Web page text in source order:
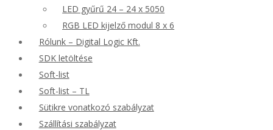
LED gyűrű 24 – 24 x 5050
RGB LED kijelző modul 8 x 6
Rólunk – Digital Logic Kft.
SDK letöltése
Soft-list
Soft-list – TL
Sütikre vonatkozó szabályzat
Szállítási szabályzat